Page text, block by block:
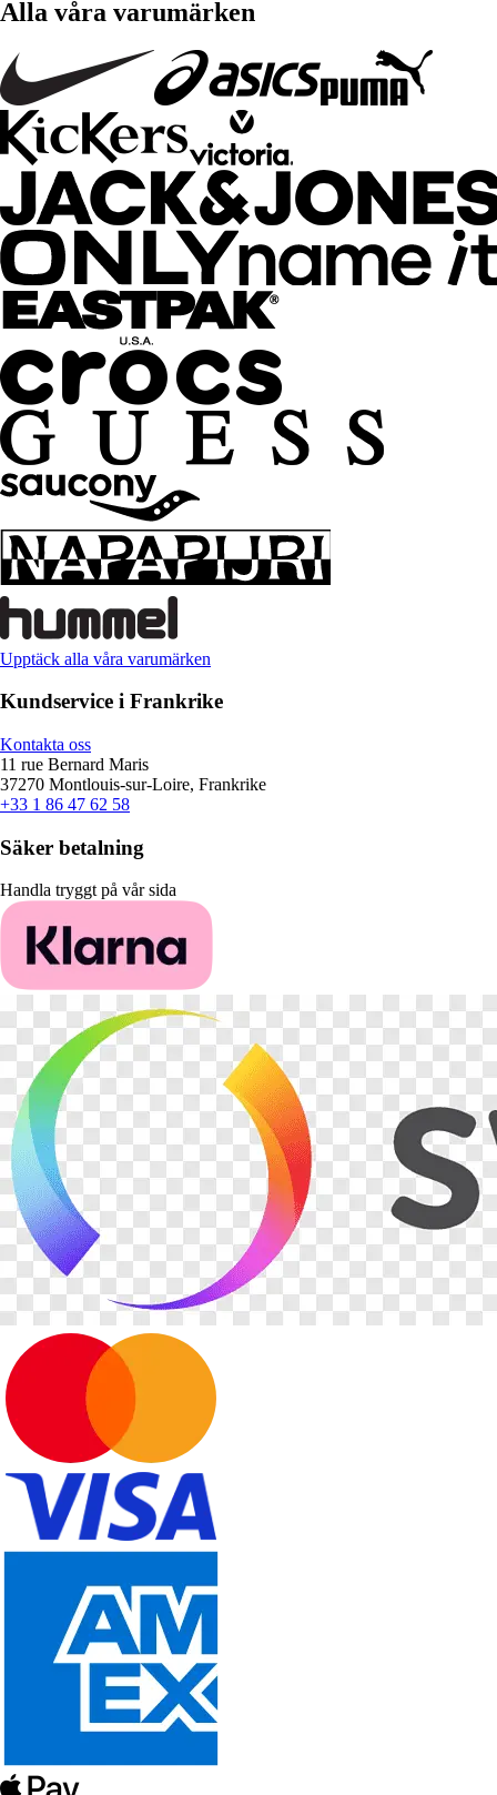
Alla våra varumärken
Upptäck alla våra varumärken
Kundservice i Frankrike
Kontakta oss
11 rue Bernard Maris
37270 Montlouis-sur-Loire, Frankrike
+33 1 86 47 62 58
Säker betalning
Handla tryggt på vår sida